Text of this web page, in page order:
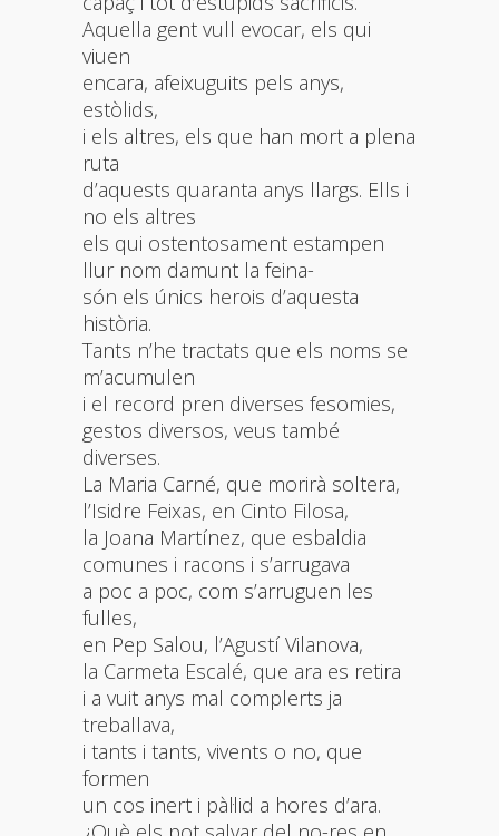
Aquella gent vull evocar, els qui
viuen
encara, afeixuguits pels anys,
estòlids,
i els altres, els que han mort a plena
ruta
d’aquests quaranta anys llargs. Ells i
no els altres
els qui ostentosament estampen
llur nom damunt la feina-
són els únics herois d’aquesta
història.
Tants n’he tractats que els noms se
m’acumulen
i el record pren diverses fesomies,
gestos diversos, veus també
diverses.
La Maria Carné, que morirà soltera,
l’Isidre Feixas, en Cinto Filosa,
la Joana Martínez, que esbaldia
comunes i racons i s’arrugava
a poc a poc, com s’arruguen les
fulles,
en Pep Salou, l’Agustí Vilanova,
la Carmeta Escalé, que ara es retira
i a vuit anys mal complerts ja
treballava,
i tants i tants, vivents o no, que
formen
un cos inert i pàl·lid a hores d’ara.